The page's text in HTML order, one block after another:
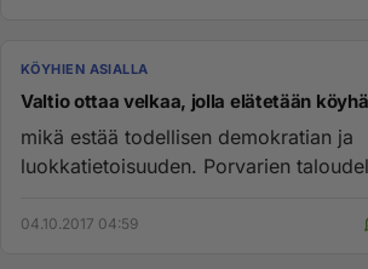
KÖYHIEN ASIALLA
Valtio ottaa velkaa, jolla elätetään
mikä estää todellisen demokratian ja
luokkatietoisuuden. Porvarien
04.10.2017 04:59